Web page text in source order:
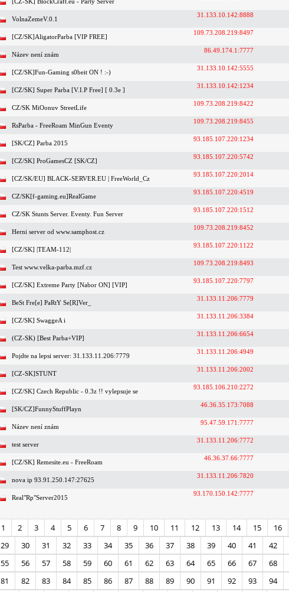
VolnaZemeV.0.1
31.133.10.142:8888
[CZ/SK]AligatorParba [VIP FREE]
109.73.208.219:8497
Název není znám
86.49.174.1:7777
[CZ/SK]Fun-Gaming s0beit ON ! :-)
31.133.10.142:5555
[CZ/SK] Super Parba [V.I.P Free] [ 0.3e ]
31.133.10.142:1234
CZ/SK MiOonuv StreetLife
109.73.208.219:8422
RsParba - FreeRoam MinGun Eventy
109.73.208.219:8455
[SK/CZ] Parba 2015
93.185.107.220:1234
[CZ/SK] ProGamesCZ [SK/CZ]
93.185.107.220:5742
[CZ/SK/EU] BLACK-SERVER.EU | FreeWorld_Cz
93.185.107.220:2014
CZ/SK[f-gaming.eu]RealGame
93.185.107.220:4519
CZ/SK Stunts Server. Eventy. Fun Server
93.185.107.220:1512
Herni server od www.samphost.cz
109.73.208.219:8452
[CZ/SK] |TEAM-112|
93.185.107.220:1122
Test www.velka-parba.mzf.cz
109.73.208.219:8493
[CZ/SK] Extreme Party [Nabor ON] [VIP]
93.185.107.220:7797
BeSt Fre[e] PaRtY Se[R]Ver_
31.133.11.206:7779
[CZ/SK] SwaggeA i
31.133.11.206:3384
(CZ-SK) [Best Parba+VIP]
31.133.11.206:6654
Pojdte na lepsi server: 31.133.11.206:7779
31.133.11.206:4949
[CZ-SK]STUNT
31.133.11.206:2002
[CZ/SK] Czech Republic - 0.3z !! vylepsuje se
93.185.106.210:2272
[SK/CZ]FunnyStuffPlayn
46.36.35.173:7088
Název není znám
95.47.59.171:7777
test server
31.133.11.206:7772
[CZ/SK] Remesite.eu - FreeRoam
46.36.37.66:7777
nova ip 93.91.250.147:27625
31.133.11.206:7820
Real"Rp"Server2015
93.170.150.142:7777
1 2 3 4 5 6 7 8 9 10 11 12 13 14 15 16
29
30 31 32 33 34 35 36 37 38 39 40 41 42
55
56 57 58 59 60 61 62 63 64 65 66 67 68
81
82 83 84 85 86 87 88 89 90 91 92 93 94